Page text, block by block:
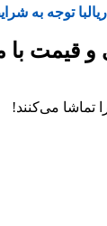
ریالبا توجه به
قیمت با
تماشا می‌کنند!